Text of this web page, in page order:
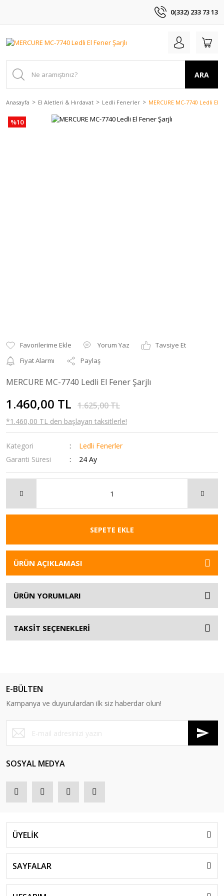
0(332) 233 73 13
ARA
Anasayfa El Aletleri & Hırdavat Ledli Fenerler MERCURE MC-7740 Ledli El
%10
Yorum Yaz
Tavsiye Et
Fiyat Alarmı
Paylaş
MERCURE MC-7740 Ledli El Fener Şarjlı
1.460,00 TL 1.625,00 TL
*1.460,00 TL den başlayan taksitlerle!
Kategori
Ledli Fenerler
Garanti Süresi
24 Ay
SEPETE EKLE
ÜRÜN AÇIKLAMASI
ÜRÜN YORUMLARI
TAKSİT SEÇENEKLERİ
E-BÜLTEN
Kampanya ve duyurulardan ilk siz haberdar olun!
SOSYAL MEDYA
ÜYELİK
SAYFALAR